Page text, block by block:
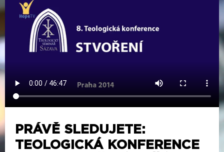
PRÁVĚ SLEDUJETE:
TEOLOGICKÁ KONFERENCE